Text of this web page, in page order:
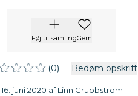
Føj til samlingGem
(0) Bedøm opskrift
16. juni 2020 af Linn Grubbström